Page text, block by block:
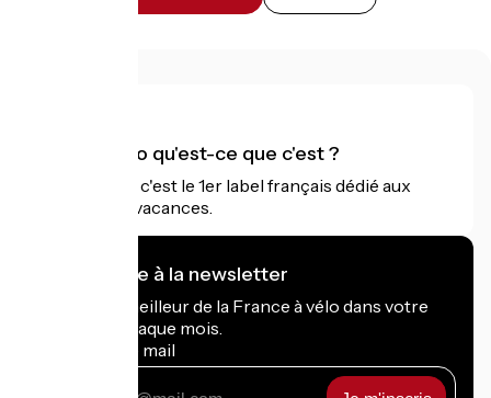
Accueil Vélo qu'est-ce que c'est ?
Accueil Vélo c'est le 1er label français dédié aux
cyclistes en vacances.
Je m'abonne à la newsletter
Recevez le meilleur de la France à vélo dans votre
boîte mail chaque mois.
Mon adresse mail